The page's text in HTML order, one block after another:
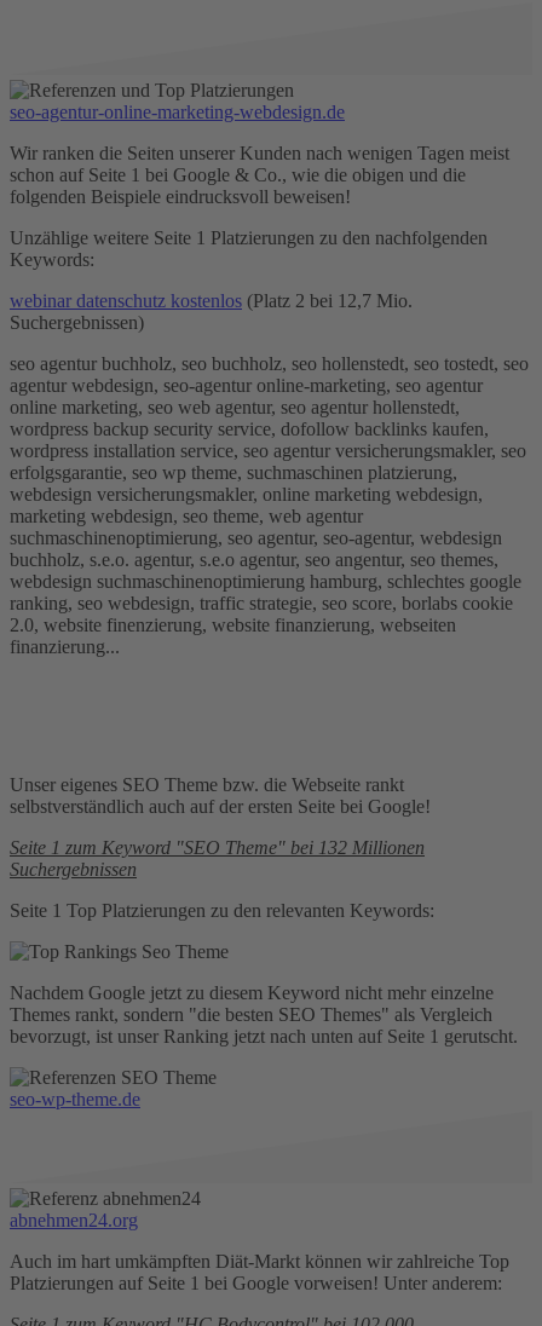
seo-agentur-online-marketing-webdesign.de
Wir ranken die Seiten unserer Kunden nach wenigen Tagen meist
schon auf Seite 1 bei Google & Co., wie die obigen und die
folgenden Beispiele eindrucksvoll beweisen!
Unzählige weitere Seite 1 Platzierungen zu den nachfolgenden
Keywords:
webinar datenschutz kostenlos (Platz 2 bei 12,7 Mio.
Suchergebnissen)
seo agentur buchholz, seo buchholz, seo hollenstedt, seo tostedt, seo
agentur webdesign, seo-agentur online-marketing, seo agentur
online marketing, seo web agentur, seo agentur hollenstedt,
wordpress backup security service, dofollow backlinks kaufen,
wordpress installation service, seo agentur versicherungsmakler, seo
erfolgsgarantie, seo wp theme, suchmaschinen platzierung,
webdesign versicherungsmakler, online marketing webdesign,
marketing webdesign, seo theme, web agentur
suchmaschinenoptimierung, seo agentur, seo-agentur, webdesign
buchholz, s.e.o. agentur, s.e.o agentur, seo angentur, seo themes,
webdesign suchmaschinenoptimierung hamburg, schlechtes google
ranking, seo webdesign, traffic strategie, seo score, borlabs cookie
2.0, website finenzierung, website finanzierung, webseiten
finanzierung...
Unser eigenes SEO Theme bzw. die Webseite rankt
selbstverständlich auch auf der ersten Seite bei Google!
Seite 1 zum Keyword "SEO Theme" bei 132 Millionen
Suchergebnissen
Seite 1 Top Platzierungen zu den relevanten Keywords:
Nachdem Google jetzt zu diesem Keyword nicht mehr einzelne
Themes rankt, sondern "die besten SEO Themes" als Vergleich
bevorzugt, ist unser Ranking jetzt nach unten auf Seite 1 gerutscht.
seo-wp-theme.de
abnehmen24.org
Auch im hart umkämpften Diät-Markt können wir zahlreiche Top
Platzierungen auf Seite 1 bei Google vorweisen! Unter anderem: